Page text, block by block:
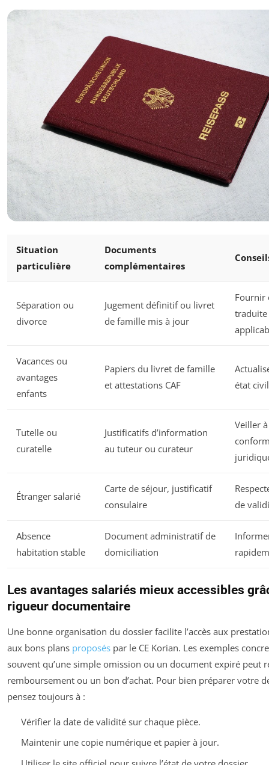
Situation
particulière
Documents
complémentaires
Séparation ou
divorce
Jugement définitif ou livret
de famille mis à jour
Fournir
traduite
Vacances ou
avantages
enfants
Papiers du livret de famille
et attestations CAF
état civil
Tutelle ou
curatelle
Justificatifs d’information
au tuteur ou curateur
Veiller
Étranger salarié
Carte de séjour, justificatif
consulaire
de
Absence
habitation stable
Document administratif de
domiciliation
Les avantages salariés mieux accessibles
rigueur documentaire
Une bonne organisation du dossier facilite l’accès aux
aux bons plans proposés par le CE Korian. Les exemples
souvent qu’une simple omission ou un document expiré peut
remboursement ou un bon d’achat. Pour bien préparer votre
pensez toujours à :
Vérifier la date de validité sur chaque pièce.
Maintenir une copie numérique et papier à jour.